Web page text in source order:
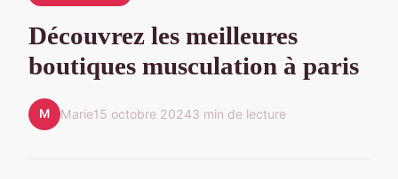
Découvrez les meilleures
boutiques musculation à paris
M Marie15 octobre 20243 min de lecture